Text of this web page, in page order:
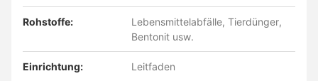
Rohstoffe:
Lebensmittelabfälle, Tierdünger,
Bentonit usw.
Einrichtung: Leitfaden